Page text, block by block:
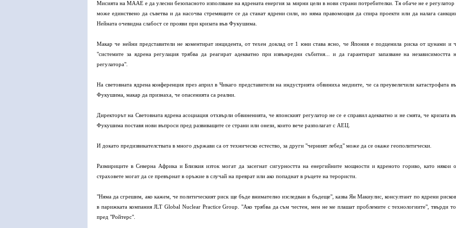
Мисията на МААЕ е да улесни безопасното използване на ядрената енергия за мирни цели в нови страни потребителки. Тя обаче не е регулатор
може единствено да съветва и да насочва стремящите се да станат ядрени сили, но няма правомощия да спира проекти или да налага
Нейната очевидна слабост се прояви при кризата във Фукушима.
Макар че нейни представители не коментират инцидента, от техен доклад от 1 юни става ясно, че Япония е подценила риска от цунами и
"системите за ядрена регулация трябва да реагират адекватно при извънредни събития... и да гарантират запазване на независимостта
регулатора".
На световната ядрена конференция през април в Чикаго представители на индустрията обвиниха медиите, че са преувеличили катастрофата
Фукушима, макар да признаха, че опасенията са реални.
Директорът на Световната ядрена асоциация отхвърли обвиненията, че японският регулатор не се е справил адекватно и не смята, че кризата
Фукушима поставя нови въпроси пред развиващите се страни или онези, които вече разполагат с АЕЦ.
И докато предизвикателствата в много държави са от техническо естество, за други "черният лебед" може да се окаже геополитически.
Размириците в Северна Африка и Близкия изток могат да засегнат сигурността на енергийните мощности и ядреното гориво, като някои
страховете могат да се превърнат в оръжие в случай на преврат или ако попаднат в ръцете на терористи.
"Няма да сгрешим, ако кажем, че политическият риск ще бъде внимателно изследван в бъдеще", казва Ян Макиулис, консултант по ядрени
в парижката компания JLT Global Nuclear Practice Group. "Ако трябва да съм честен, мен не ме плашат проблемите с технологиите", твърди
пред "Ройтерс".